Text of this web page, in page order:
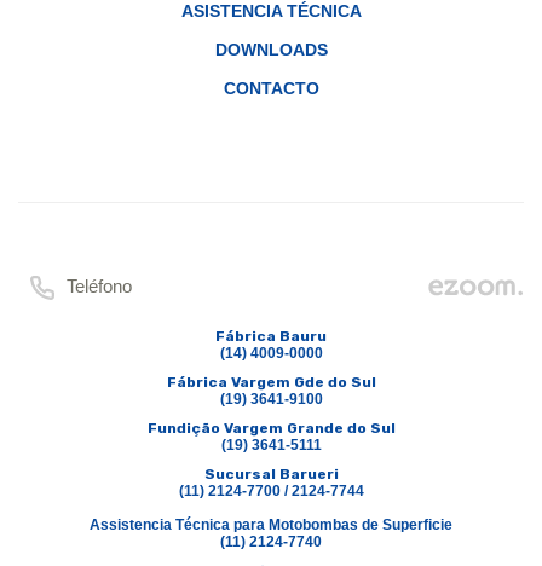
ASISTENCIA TÉCNICA
DOWNLOADS
CONTACTO
Teléfono
Fábrica Bauru
(14) 4009-0000
Fábrica Vargem Gde do Sul
(19) 3641-9100
Fundição Vargem Grande do Sul
(19) 3641-5111
Sucursal Barueri
(11) 2124-7700 / 2124-7744
Assistencia Técnica para Motobombas de Superficie
(11) 2124-7740